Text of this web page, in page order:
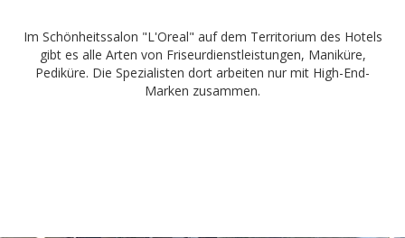
Im Schönheitssalon "L'Oreal" auf dem Territorium des Hotels
gibt es alle Arten von Friseurdienstleistungen, Maniküre,
Pediküre. Die Spezialisten dort arbeiten nur mit High-End-
Marken zusammen.